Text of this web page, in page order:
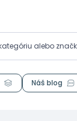
Náš blog